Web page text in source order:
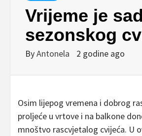
Vrijeme je
sezonskog
ByAntonela 2 godine ago
Osim lijepog vremena i dobrog
proljeće u vrtove i na balkone
mnoštvo rascvjetalog cvijeća. U